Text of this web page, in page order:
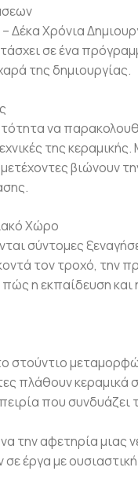
Δέκα Χρόνια
σε ένα
της δημιουργίας.
να
της
βιώνουν
Χώρο
σύντομες
τον τροχό, την
η εκπαίδευση και
στούντιο
πλάθουν
που συνδυάζει
την αφετηρία μιας
έργα με ουσιαστική